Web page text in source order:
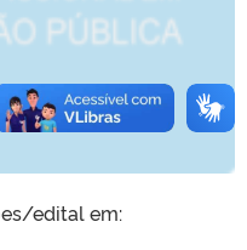
edital em: